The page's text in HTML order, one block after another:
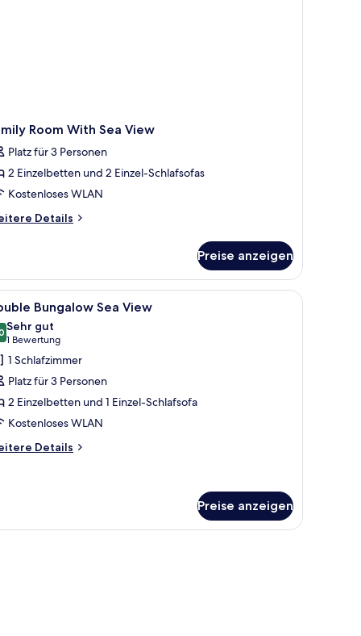
Room With Sea View
Platz für 3 Personen
2 Einzelbetten und 2 Einzel-Schlafsofas
Kostenloses WLAN
Details
Preise anzeigen
einem Bett und einem kleinen Tisch mit Pflanze.
und Meerblick. Ein Hotelzimmer mit zwei Betten, einem
7 Bungalow Sea View
von 10
Sehr gut
1 Bewertung
(1
Bewertung)
1 Schlafzimmer
Platz für 3 Personen
2 Einzelbetten und 1 Einzel-Schlafsofa
Kostenloses WLAN
Details
Preise anzeigen